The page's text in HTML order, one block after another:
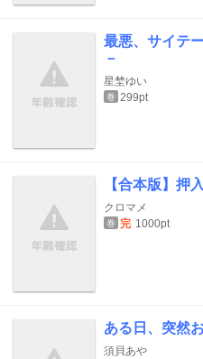
最悪、サイテ
－
星埜ゆい
巻 299pt
【合本版】押
クロマメ
巻 完 1000pt
ある日、突然
須貝あや